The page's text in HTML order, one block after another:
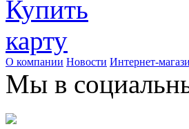
О компании Новости Интернет-
Мы в